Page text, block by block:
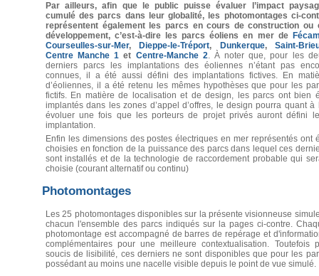
Par ailleurs, afin que le public puisse évaluer l’impact
cumulé des parcs dans leur globalité, les photomontages ci-
représentent également les parcs en cours de construction ou
développement, c’est-à-dire les parcs éoliens en mer de
Courseulles-sur-Mer, Dieppe-le-Tréport, Dunkerque, Saint-
Centre Manche 1 et Centre-Manche 2. À noter que, pour les
derniers parcs les implantations des éoliennes n’étant pas
connues, il a été aussi défini des implantations fictives. En
d’éoliennes, il a été retenu les mêmes hypothèses que pour les
fictifs. En matière de localisation et de design, les parcs ont bien
implantés dans les zones d’appel d’offres, le design pourra quant à
évoluer une fois que les porteurs de projet privés auront défini
implantation.
Enfin les dimensions des postes électriques en mer représentés ont
choisies en fonction de la puissance des parcs dans lequel ces
sont installés et de la technologie de raccordement probable qui
choisie (courant alternatif ou continu)
Photomontages
Les 25 photomontages disponibles sur la présente visionneuse
chacun l'ensemble des parcs indiqués sur la pages ci-contre.
photomontage est accompagné de barres de repérage et
complémentaires pour une meilleure contextualisation. Toutefois
soucis de lisibilité, ces derniers ne sont disponibles que pour les
possédant au moins une nacelle visible depuis le point de vue simulé.